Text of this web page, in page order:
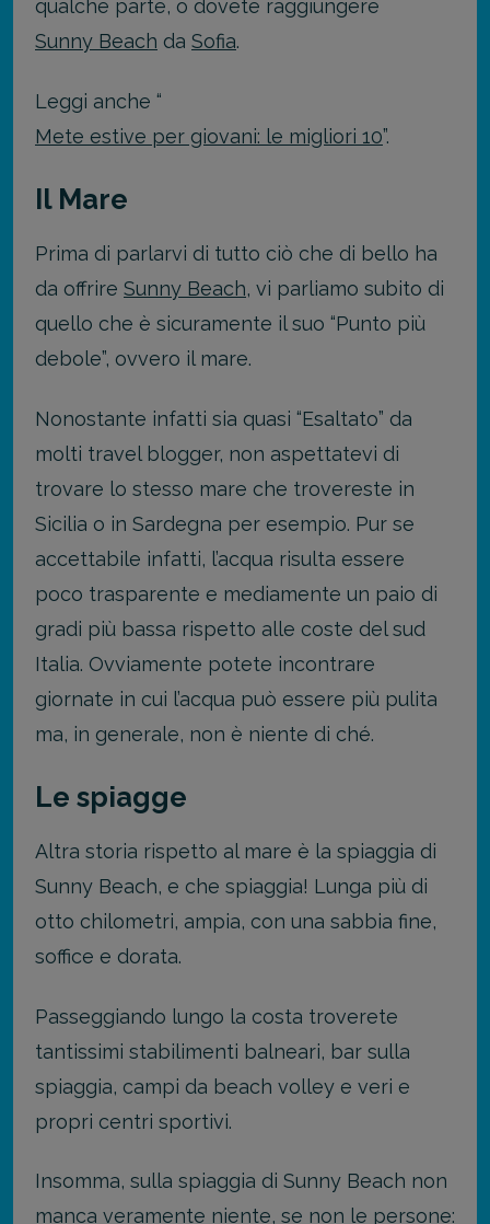
qualche parte, o dovete raggiungere
Sunny Beach da Sofia.
Leggi anche “
Mete estive per giovani: le migliori 10”.
Il Mare
Prima di parlarvi di tutto ciò che di bello ha
da offrire Sunny Beach, vi parliamo subito di
quello che è sicuramente il suo “Punto più
debole”, ovvero il mare.
Nonostante infatti sia quasi “Esaltato” da
molti travel blogger, non aspettatevi di
trovare lo stesso mare che trovereste in
Sicilia o in Sardegna per esempio. Pur se
accettabile infatti, l’acqua risulta essere
poco trasparente e mediamente un paio di
gradi più bassa rispetto alle coste del sud
Italia. Ovviamente potete incontrare
giornate in cui l’acqua può essere più pulita
ma, in generale, non è niente di ché.
Le spiagge
Altra storia rispetto al mare è la spiaggia di
Sunny Beach, e che spiaggia! Lunga più di
otto chilometri, ampia, con una sabbia fine,
soffice e dorata.
Passeggiando lungo la costa troverete
tantissimi stabilimenti balneari, bar sulla
spiaggia, campi da beach volley e veri e
propri centri sportivi.
Insomma, sulla spiaggia di Sunny Beach non
manca veramente niente, se non le persone: